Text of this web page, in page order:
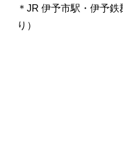
＊JR 伊予市駅・伊予
り）